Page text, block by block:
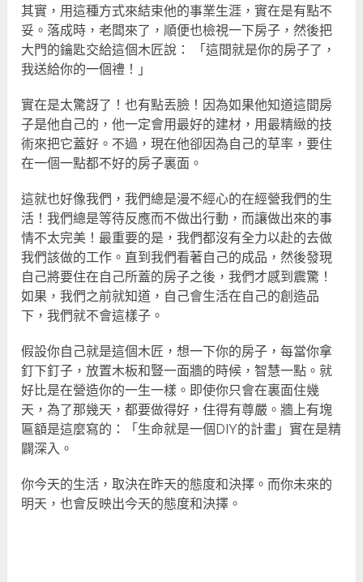
其實，用這種方式來結束他的事業生涯，實在是有點不
妥。落成時，老闆來了，順便也檢視一下房子，然後把
大門的鑰匙交給這個木匠說： 「這間就是你的房子了，
我送給你的一個禮！」
實在是太驚訝了！也有點丟臉！因為如果他知道這間房
子是他自己的，他一定會用最好的建材，用最精緻的技
術來把它蓋好。不過，現在他卻因為自己的草率，要住
在一個一點都不好的房子裏面。
這就也好像我們，我們總是漫不經心的在經營我們的生
活！我們總是等待反應而不做出行動，而讓做出來的事
情不太完美！最重要的是，我們都沒有全力以赴的去做
我們該做的工作。直到我們看著自己的成品，然後發現
自己將要住在自己所蓋的房子之後，我們才感到震驚！
如果，我們之前就知道，自己會生活在自己的創造品
下，我們就不會這樣子。
假設你自己就是這個木匠，想一下你的房子，每當你拿
釘下釘子，放置木板和豎一面牆的時候，智慧一點。就
好比是在營造你的一生一樣。即使你只會在裏面住幾
天，為了那幾天，都要做得好，住得有尊嚴。牆上有塊
匾額是這麼寫的：「生命就是一個DIY的計畫」實在是精
闢深入。
你今天的生活，取決在昨天的態度和決擇。而你未來的
明天，也會反映出今天的態度和決擇。